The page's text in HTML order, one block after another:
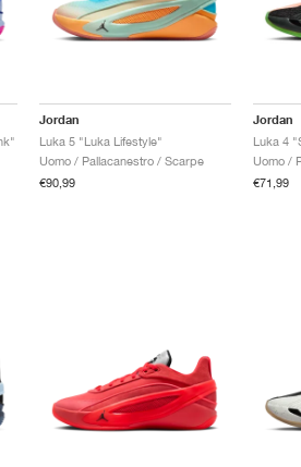
Jordan
Luka 5 "Luka Lifestyle"
Uomo / Pallacanestro / Scarpe
€90,99
Jordan
Luka 4
Uomo /
€71,99